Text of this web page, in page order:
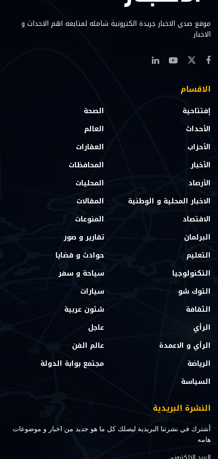
موقع صدي الاخبار جريدة الكترونية شامله لمتابعه اهم الاحداث و
الاخبار
الاقسام
إفتتاحية
الأحداث
الأحزاب
الأخبار
الأرصاد
الاخبار المحلية و الوطنية
الاقتصاد
البرلمان
التعليم
التكنولوجيا
التوك شو
الثقافة
الرأي
الرأي و الاعمدة
الرياضة
السياسة
الصحة
العالم
العقارات
المحافظات
المحليات
المقالات
المنوعات
تقارير و صور
حوادث و قضايا
سياحة و سفر
سيارات
شئون عربية
عاجل
عالم الفن
مجتمع بوابة الدولة
النشرة البريدية
أشترك في نشرتنا البريدية ليصلك كل ما هو جديد من اخبار و موضوعات
هامه